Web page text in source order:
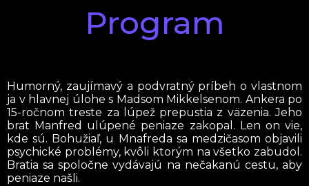
Program
Humorný, zaujímavý a podvratný príbeh o vlastnom
ja v hlavnej úlohe s Madsom Mikkelsenom. Ankera po
15-ročnom treste za lúpež prepustia z väzenia. Jeho
brat Manfred ulúpené peniaze zakopal. Len on vie,
kde sú. Bohužiaľ, u Mnafreda sa medzičasom objavili
psychické problémy, kvôli ktorým na všetko zabudol.
Bratia sa spoločne vydávajú na nečakanú cestu, aby
peniaze našli.